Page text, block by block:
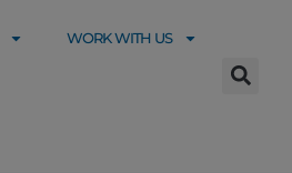
WORK WITH US